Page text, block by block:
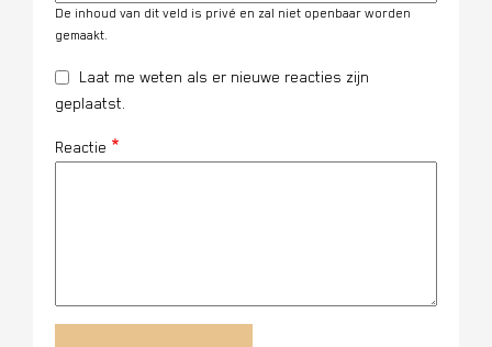
De inhoud van dit veld is privé en zal niet openbaar worden
gemaakt.
Laat me weten als er nieuwe reacties zijn
geplaatst.
Reactie